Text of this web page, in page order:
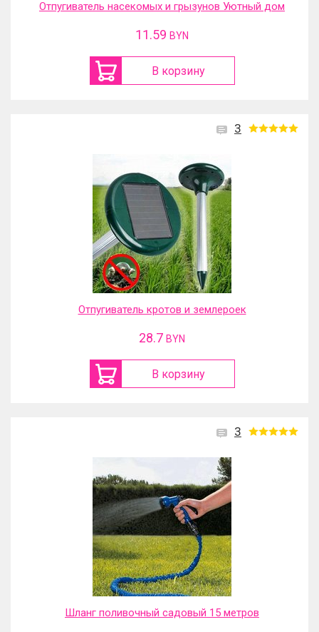
Отпугиватель насекомых и грызунов Уютный дом
11.59 BYN
В корзину
3
Отпугиватель кротов и землероек
28.7 BYN
В корзину
3
Шланг поливочный садовый 15 метров